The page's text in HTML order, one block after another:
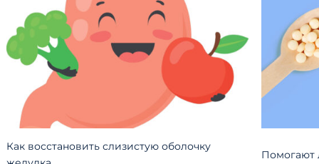
Как восстановить слизистую оболочку
Помогают